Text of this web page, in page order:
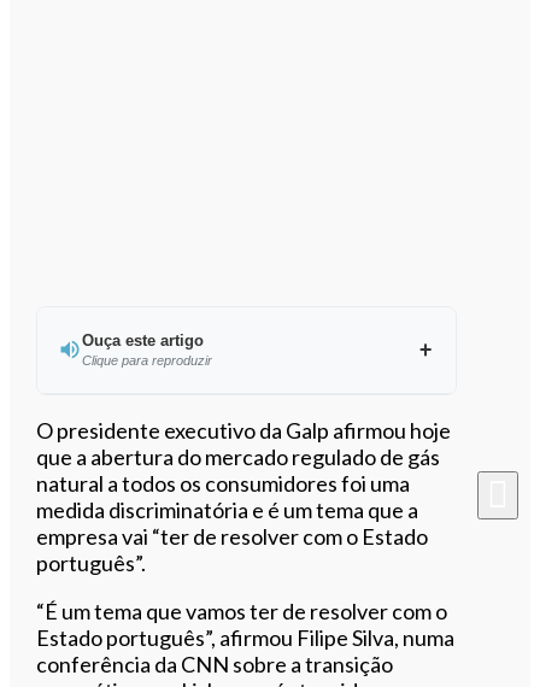
Ouça este artigo
Clique para reproduzir
Ouvir este artigo
O presidente executivo da Galp afirmou hoje
que a abertura do mercado regulado de gás
natural a todos os consumidores foi uma
medida discriminatória e é um tema que a
empresa vai “ter de resolver com o Estado
português”.
“É um tema que vamos ter de resolver com o
Estado português”, afirmou Filipe Silva, numa
conferência da CNN sobre a transição